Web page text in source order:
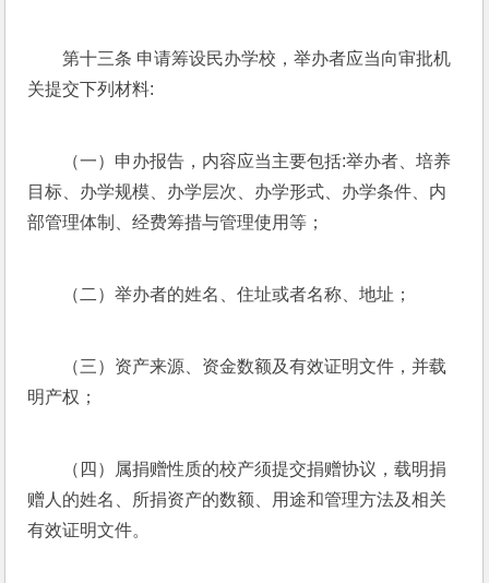
第十三条 申请筹设民办学校，举办者应当向审批机
关提交下列材料:
（一）申办报告，内容应当主要包括:举办者、培养
目标、办学规模、办学层次、办学形式、办学条件、内
部管理体制、经费筹措与管理使用等；
（二）举办者的姓名、住址或者名称、地址；
（三）资产来源、资金数额及有效证明文件，并载
明产权；
（四）属捐赠性质的校产须提交捐赠协议，载明捐
赠人的姓名、所捐资产的数额、用途和管理方法及相关
有效证明文件。